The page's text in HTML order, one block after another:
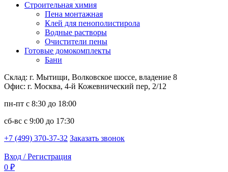
Строительная химия
Пена монтажная
Клей для пенополистирола
Водные растворы
Очистители пены
Готовые домокомплекты
Бани
Склад: г. Мытищи, Волковское шоссе, владение 8
Офис: г. Москва, 4-й Кожевнический пер, 2/12
пн-пт с 8:30 до 18:00
сб-вс с 9:00 до 17:30
+7 (499) 370-37-32 Заказать звонок
Вход / Регистрация
0 ₽